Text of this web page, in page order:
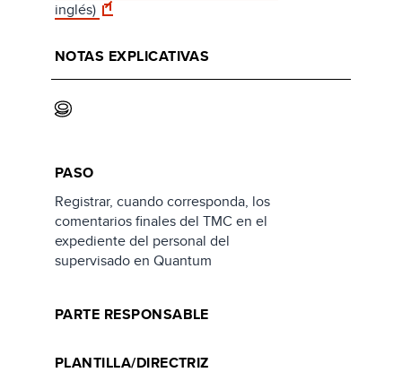
inglés)
NOTAS EXPLICATIVAS
9
PASO
Registrar, cuando corresponda, los
comentarios finales del TMC en el
expediente del personal del
supervisado en Quantum
PARTE RESPONSABLE
PLANTILLA/DIRECTRIZ